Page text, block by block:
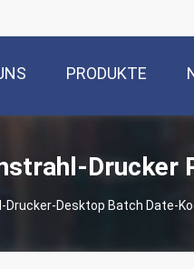
PRODUKTE
Drucker
Desktop Batch Date-